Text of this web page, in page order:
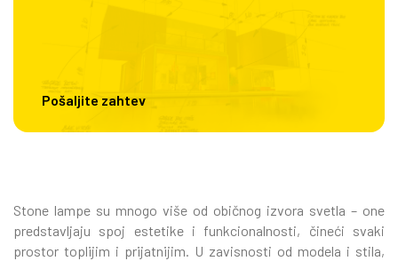
Pošaljite zahtev
Stone lampe su mnogo više od običnog izvora svetla – one
predstavljaju spoj estetike i funkcionalnosti, čineći svaki
prostor toplijim i prijatnijim. U zavisnosti od modela i stila,